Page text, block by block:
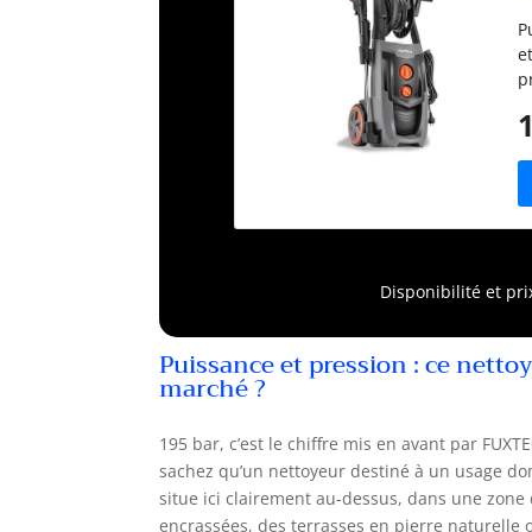
Disponibilité et
Puissance et pression : ce
marché ?
195 bar, c’est le chiffre mis en avant par
sachez qu’un nettoyeur destiné à un usage
situe ici clairement au-dessus, dans une
encrassées, des terrasses en pierre naturelle